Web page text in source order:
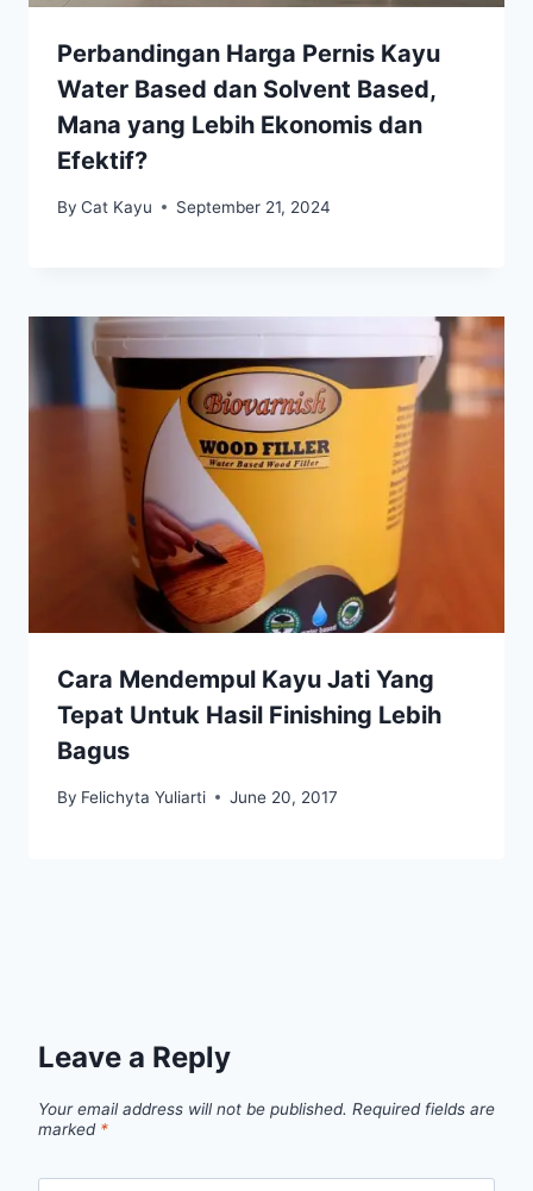
Perbandingan Harga Pernis Kayu
Water Based dan Solvent Based,
Mana yang Lebih Ekonomis dan
Efektif?
By Cat Kayu September 21, 2024
Cara Mendempul Kayu Jati Yang
Tepat Untuk Hasil Finishing Lebih
Bagus
By Felichyta Yuliarti June 20, 2017
Leave a Reply
Your email address will not be published. Required fields are
marked *